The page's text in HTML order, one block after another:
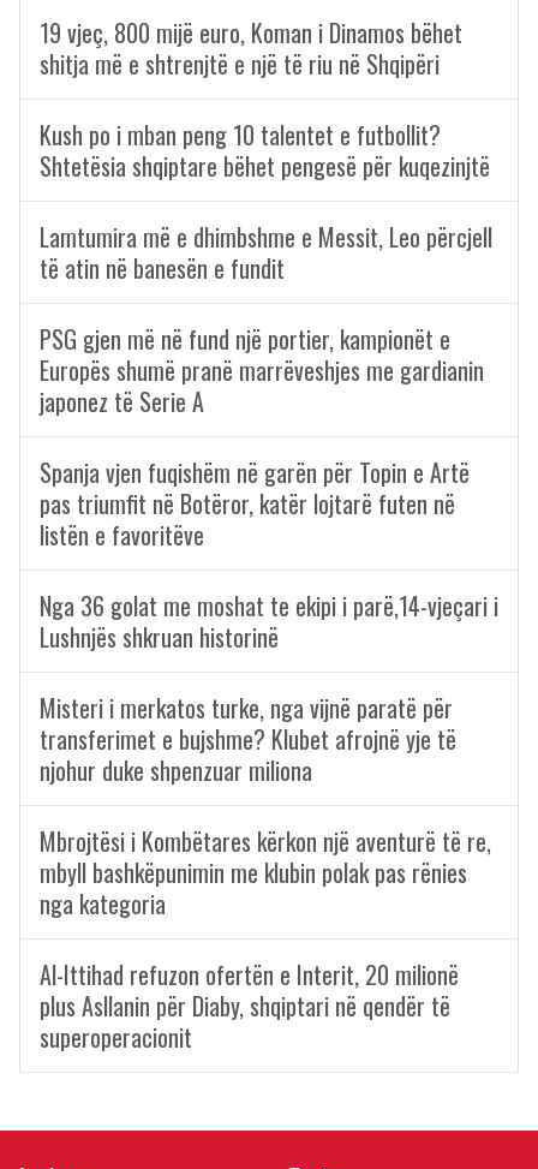
19 vjeç, 800 mijë euro, Koman i Dinamos bëhet
shitja më e shtrenjtë e një të riu në Shqipëri
Kush po i mban peng 10 talentet e futbollit?
Shtetësia shqiptare bëhet pengesë për kuqezinjtë
Lamtumira më e dhimbshme e Messit, Leo përcjell
të atin në banesën e fundit
PSG gjen më në fund një portier, kampionët e
Europës shumë pranë marrëveshjes me gardianin
japonez të Serie A
Spanja vjen fuqishëm në garën për Topin e Artë
pas triumfit në Botëror, katër lojtarë futen në
listën e favoritëve
Nga 36 golat me moshat te ekipi i parë,14-vjeçari i
Lushnjës shkruan historinë
Misteri i merkatos turke, nga vijnë paratë për
transferimet e bujshme? Klubet afrojnë yje të
njohur duke shpenzuar miliona
Mbrojtësi i Kombëtares kërkon një aventurë të re,
mbyll bashkëpunimin me klubin polak pas rënies
nga kategoria
Al-Ittihad refuzon ofertën e Interit, 20 milionë
plus Asllanin për Diaby, shqiptari në qendër të
superoperacionit